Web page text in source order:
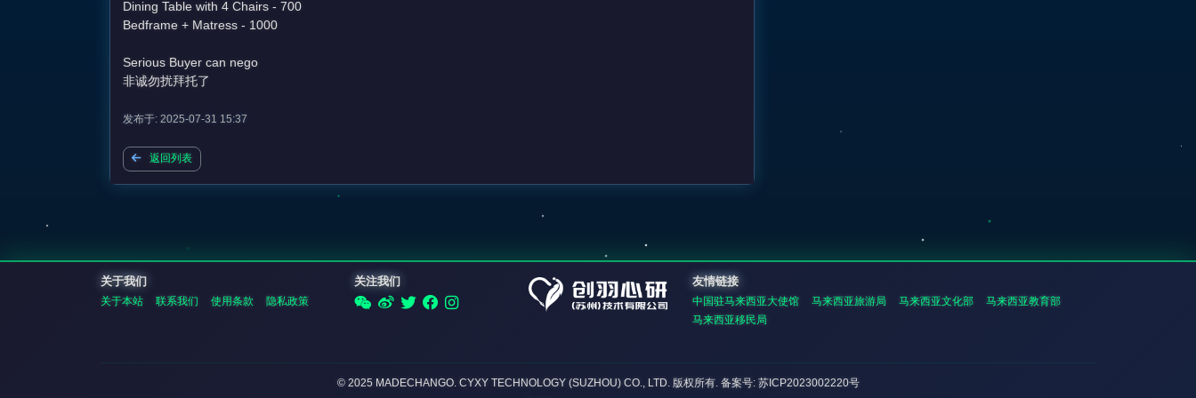
Dining Table with 4 Chairs - 700
Bedframe + Matress - 1000
Serious Buyer can nego
非诚勿扰拜托了
发布于: 2025-07-31 15:37
返回列表
关于我们
关于本站 联系我们 使用条款 隐私政策
关注我们 友情链接
中国驻马来西亚大使馆 马来西亚旅游局 马来西亚文化部
马来西亚教育部
马来西亚移民局
© 2025 MADECHANGO. CYXY TECHNOLOGY (SUZHOU) CO., LTD. 版权所有. 备案号: 苏ICP2023002220号